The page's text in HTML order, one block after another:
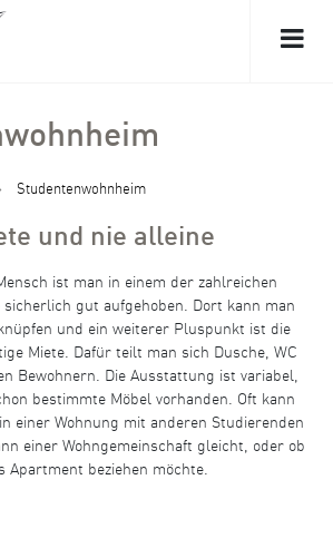
Studentenwohnheim
und nie alleine
ist man in einem der zahlreichen
sicherlich gut aufgehoben. Dort kann man
und ein weiterer Pluspunkt ist die
Miete. Dafür teilt man sich Dusche, WC
Bewohnern. Die Ausstattung ist variabel,
bestimmte Möbel vorhanden. Oft kann
einer Wohnung mit anderen Studierenden
einer Wohngemeinschaft gleicht, oder ob
Apartment beziehen möchte.